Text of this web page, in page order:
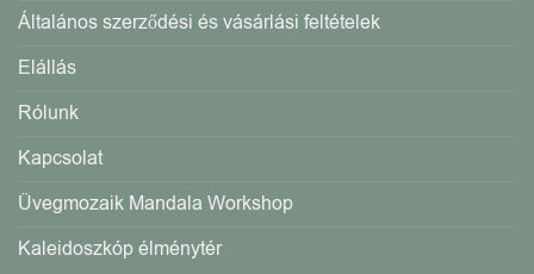
Általános szerződési és vásárlási feltételek
Elállás
Rólunk
Kapcsolat
Üvegmozaik Mandala Workshop
Kaleidoszkóp élménytér